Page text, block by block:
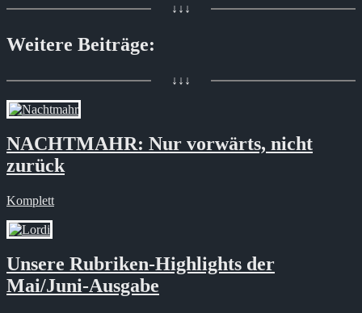
↓↓↓
Weitere Beiträge:
↓↓↓
NACHTMAHR: Nur vorwärts, nicht
zurück
Komplett
Unsere Rubriken-Highlights der
Mai/Juni-Ausgabe